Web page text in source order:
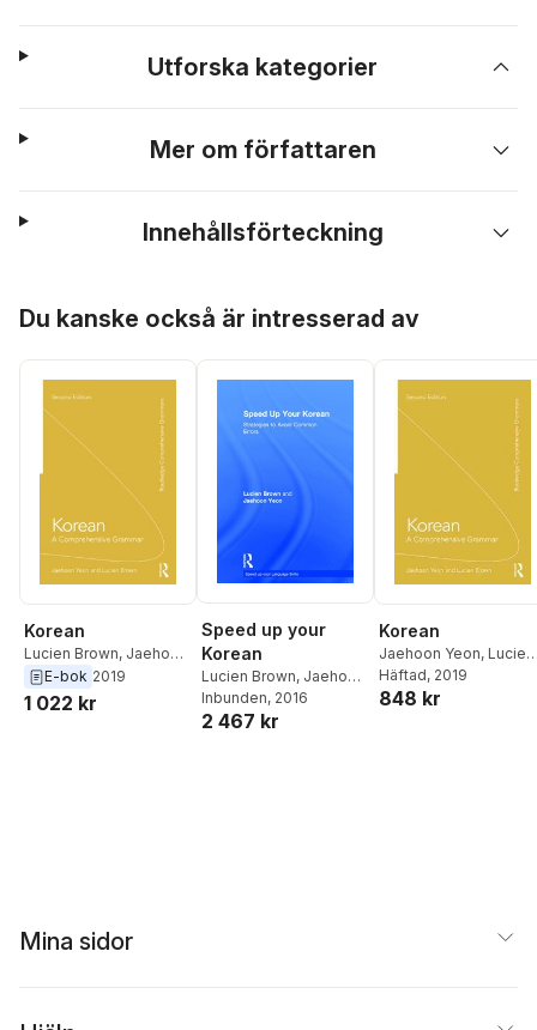
Utforska kategorier
Mer om författaren
Innehållsförteckning
Du kanske också är intresserad av
Korean
Lucien Brown, Jaehoon
YeonE-bok 2019
1 022 kr
Speed up your
Korean
Lucien Brown, Jaehoon
Yeon
Inbunden, 2016
2 467 kr
Korean
Jaehoon Yeon, Lucien
Brown
Häftad, 2019
848 kr
Mina sidor